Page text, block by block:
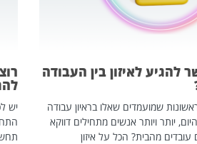
לאיזון בין העבודה
שמועמדים שאלו בראיון עבודה
יותר ויותר אנשים מתחילים דווקא
מהבית? הכל על איזון
יש